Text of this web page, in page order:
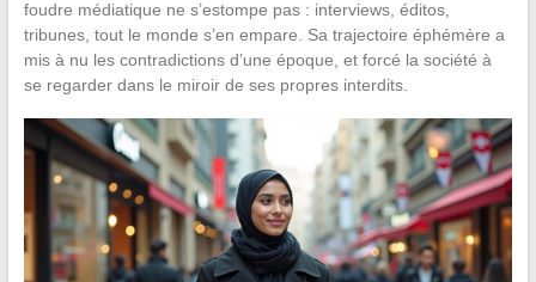
foudre médiatique ne s’estompe pas : interviews, éditos,
tribunes, tout le monde s’en empare. Sa trajectoire éphémère a
mis à nu les contradictions d’une époque, et forcé la société à
se regarder dans le miroir de ses propres interdits.